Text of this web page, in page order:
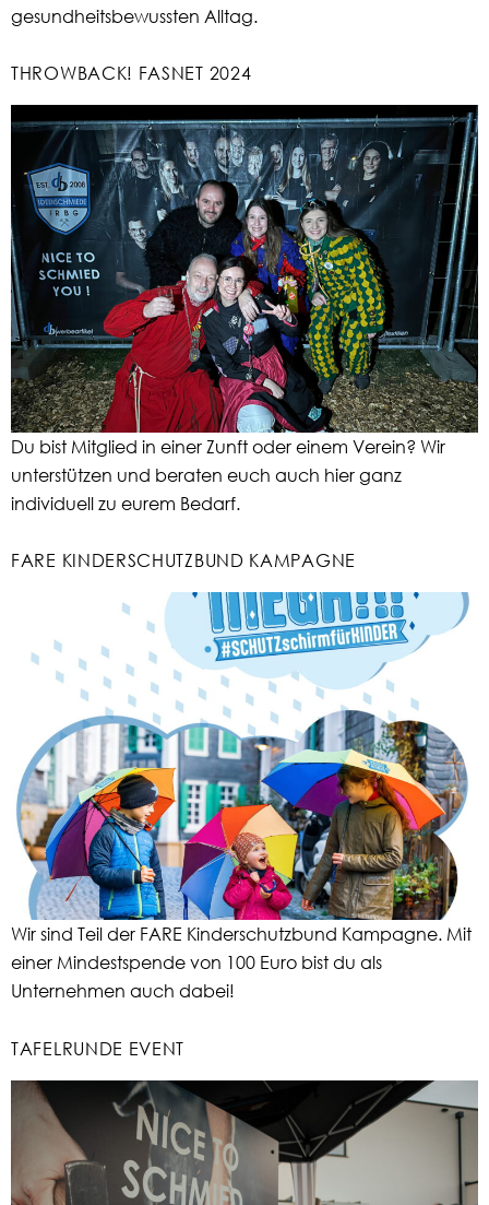
gesundheitsbewussten Alltag.
THROWBACK! FASNET 2024
Du bist Mitglied in einer Zunft oder einem Verein? Wir
unterstützen und beraten euch auch hier ganz
individuell zu eurem Bedarf.
FARE KINDERSCHUTZBUND KAMPAGNE
Wir sind Teil der FARE Kinderschutzbund Kampagne. Mit
einer Mindestspende von 100 Euro bist du als
Unternehmen auch dabei!
TAFELRUNDE EVENT